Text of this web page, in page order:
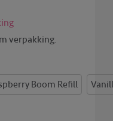
verpakking.
Boom Refill